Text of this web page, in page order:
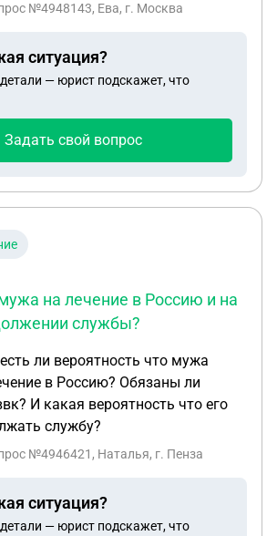
когда я официально уже не
деньги пошли на погашение
При оформлении кредита я
200 тыс. рублей, хотя фактически
по кредитам вносились
понятно, что дальше
Они объяснили, что перед
уже больше года.
предоставить какие-либо
момент, например договоры
документы. Долг не спишут? Нет
№4948143, Ева, г. Москва
ситуация?
— юрист подскажет, что
Задать свой вопрос
на лечение в Россию и на
службы?
ли вероятность что мужа
в Россию? Обязаны ли
И какая вероятность что его
службу?
№4946421, Наталья, г. Пенза
ситуация?
— юрист подскажет, что